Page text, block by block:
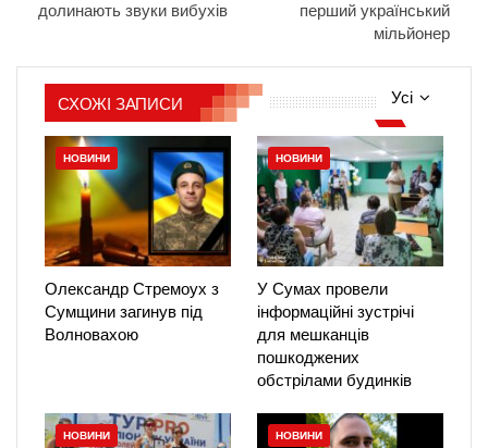
долинають звуки вибухів
перший український
мільйонер
Усі
СХОЖІ ЗАПИСИ
НОВИНИ
Олександр Стремоух з
Сумщини загинув під
Волновахою
НОВИНИ
У Сумах провели
інформаційні зустрічі
для мешканців
пошкоджених
обстрілами будинків
НОВИНИ НОВИНИ